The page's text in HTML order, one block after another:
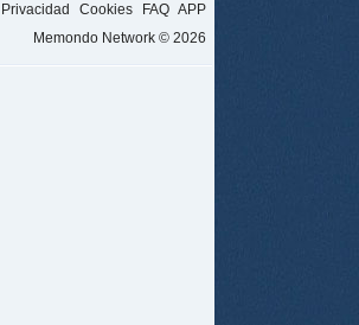
Privacidad Cookies FAQ APP
Memondo Network © 2026